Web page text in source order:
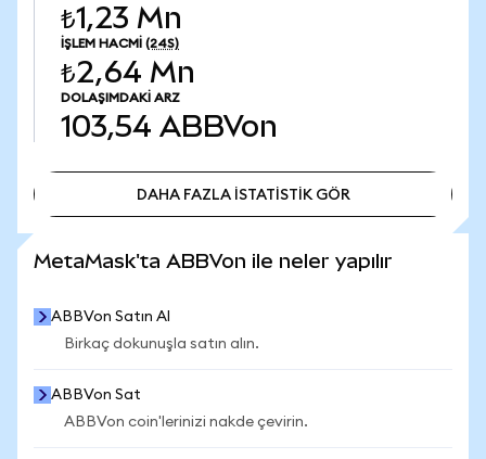
₺1,23 Mn
İŞLEM HACMI (24S)
₺2,64 Mn
DOLAŞIMDAKI ARZ
103,54 ABBVon
DAHA FAZLA İSTATİSTİK GÖR
MetaMask'ta ABBVon ile neler yapılır
ABBVon Satın Al
Birkaç dokunuşla satın alın.
ABBVon Sat
ABBVon coin'lerinizi nakde çevirin.